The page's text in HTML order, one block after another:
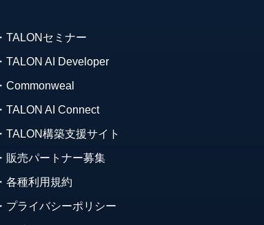
TALONセミナー
TALON AI Developer
Commonweal
TALON AI Connect
TALON構築支援サイト
販売パートナー募集
各種利用規約
プライバシーポリシー